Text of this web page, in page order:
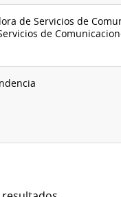
de Servicios de
de